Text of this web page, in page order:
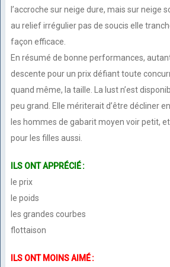
l’accroche sur neige dure, mais sur neige
au relief irrégulier pas de soucis elle
façon efficace.
En résumé de bonne performances,
descente pour un prix défiant toute
quand même, la taille. La lust n’est
peu grand. Elle mériterait d’être décliner
les hommes de gabarit moyen voir petit,
pour les filles aussi.
ILS ONT APPRÉCIÉ :
le prix
le poids
les grandes courbes
flottaison
ILS ONT MOINS AIMÉ :